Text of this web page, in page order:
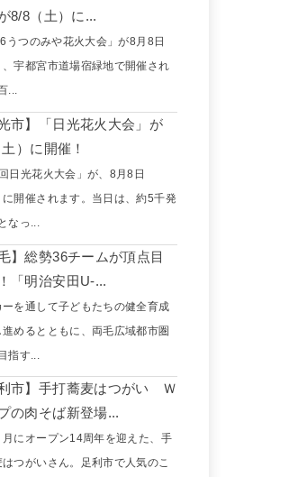
8/8（土）に...
うつのみや花火大会」が8月8日
、宇都宮市道場宿緑地で開催され
...
光市】「日光花火大会」が
）に開催！
回日光花火大会」が、8月8日
に開催されます。当日は、約5千発
なっ...
】総勢36チームが頂点目
「明治安田U-...
ーを通して子どもたちの健全育成
進めるとともに、両毛広域都市圏
指す...
利市】手打蕎麦はつがい Ｗ
の肉そば新登場...
月にオープン14周年を迎えた、手
つがいさん。足利市で人気のこ